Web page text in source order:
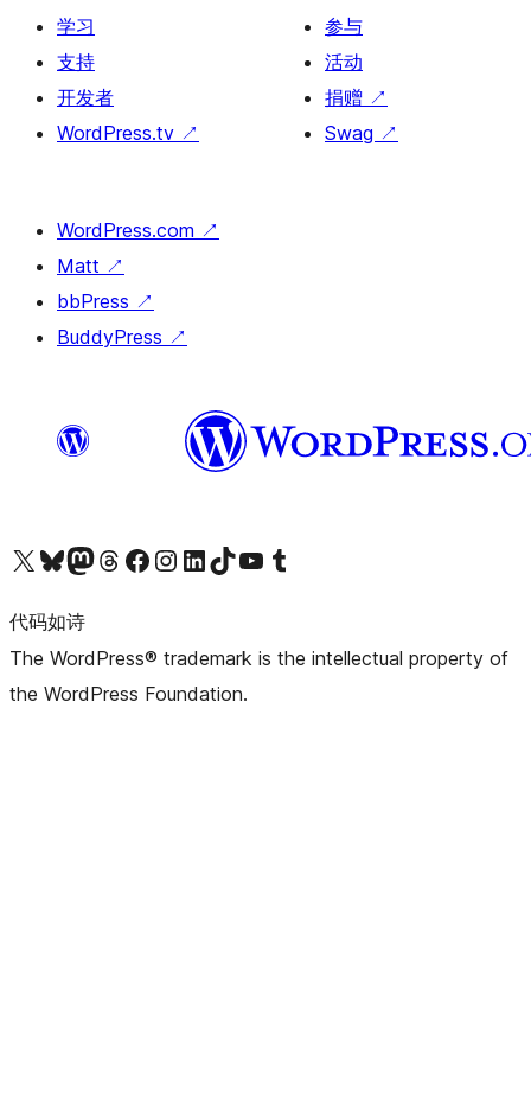
学习
支持
开发者
WordPress.tv ↗
参与
活动
捐赠 ↗
Swag ↗
WordPress.com ↗
Matt ↗
bbPress ↗
BuddyPress ↗
关注我们的 X（原 Twitter）账号访问我们的 Bluesky 账号关注我们的 Mastodon 账号访问我们的 Threads 账号 访问我们的 Facebook 公共主页关注我们的 Instagram 账号 关注我们的 LinkedIn 主页访问我们的 TikTok 账号访问我们的 YouTube 频道 访问我们的 Tumblr 账号
代码如诗
The WordPress® trademark is the intellectual property of
the WordPress Foundation.